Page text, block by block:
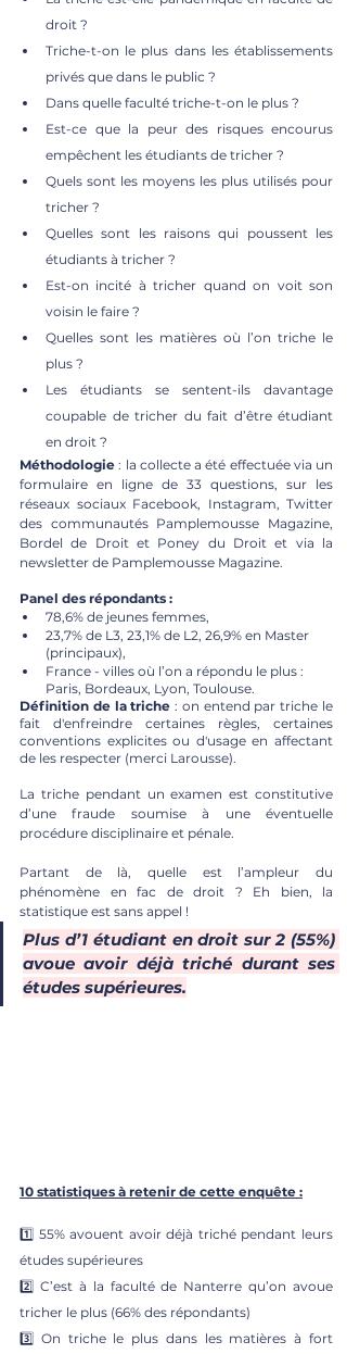
droit ?
Triche-t-on le plus dans les établissements
privés que dans le public ?
Dans quelle faculté triche-t-on le plus ?
Est-ce que la peur des risques encourus
empêchent les étudiants de tricher ?
Quels sont les moyens les plus utilisés pour
tricher ?
Quelles sont les raisons qui poussent les
étudiants à tricher ?
Est-on incité à tricher quand on voit son
voisin le faire ?
Quelles sont les matières où l’on triche le
plus ?
Les étudiants se sentent-ils davantage
coupable de tricher du fait d’être étudiant
en droit ?
Méthodologie : la collecte a été effectuée via un
formulaire en ligne de 33 questions, sur les
réseaux sociaux Facebook, Instagram, Twitter
des communautés Pamplemousse Magazine,
Bordel de Droit et Poney du Droit et via la
newsletter de Pamplemousse Magazine.
Panel des répondants :
78,6% de jeunes femmes,
23,7% de L3, 23,1% de L2, 26,9% en Master
(principaux),
France - villes où l’on a répondu le plus :
Paris, Bordeaux, Lyon, Toulouse.
Définition de la triche : on entend par triche le
fait d'enfreindre certaines règles, certaines
conventions explicites ou d'usage en affectant
de les respecter (merci Larousse).
La triche pendant un examen est constitutive
d’une fraude soumise à une éventuelle
procédure disciplinaire et pénale.
Partant de là, quelle est l’ampleur du
phénomène en fac de droit ? Eh bien, la
statistique est sans appel !
Plus d’1 étudiant en droit sur 2 (55%)
avoue avoir déjà triché durant ses
études supérieures.
10 statistiques à retenir de cette enquête :
1️⃣ 55% avouent avoir déjà triché pendant leurs
études supérieures
2️⃣ C’est à la faculté de Nanterre qu’on avoue
tricher le plus (66% des répondants)
3️⃣ On triche le plus dans les matières à fort